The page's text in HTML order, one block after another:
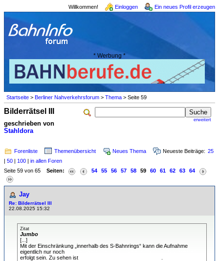
Willkommen! Einloggen Ein neues Profil erzeugen
* Werbung *
Startseite > Berliner Nahverkehrsforum > Thema > Seite 59
erweitert
Bilderrätsel III
geschrieben von
Stahldora
Forenliste Themenübersicht Neues Thema Neueste Beiträge: 25
| 50 | 100 | in allen Foren
Seite 59 von 65 Seiten: 54 55 56 57 58 59 60 61 62 63 64
Jay
Re: Bilderrätsel III
22.08.2025 15:32
Zitat
Jumbo
[...]
Mit der Einschränkung „innerhalb des S-Bahnrings“ kann die Aufnahme
eigentlich nur noch
erfolgt sein. Zu sehen ist